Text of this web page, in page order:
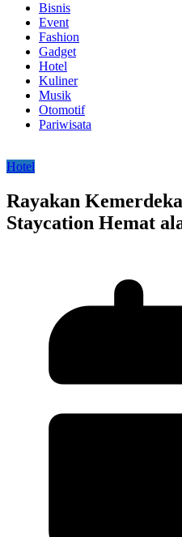
Bisnis
Event
Fashion
Gadget
Hotel
Kuliner
Musik
Otomotif
Pariwisata
Hotel
Rayakan
Staycation Hemat